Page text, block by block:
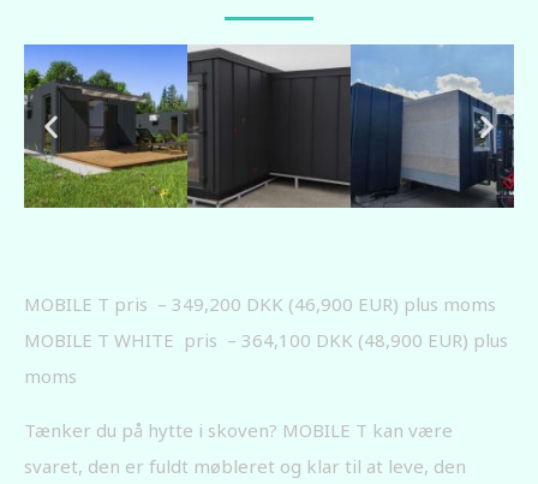
MOBILE T pris – 349,200 DKK (46,900 EUR) plus moms
MOBILE T WHITE pris – 364,100 DKK (48,900 EUR) plus
moms
Tænker du på hytte i skoven? MOBILE T kan være
svaret, den er fuldt møbleret og klar til at leve, den